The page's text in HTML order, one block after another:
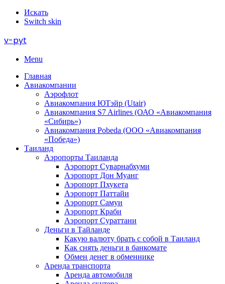
Искать
Switch skin
v-pyt
Menu
Главная
Авиакомпании
Аэрофлот
Авиакомпания ЮТэйр (Utair)
Авиакомпания S7 Airlines (ОАО «Авиакомпания
«Сибирь»)
Авиакомпания Pobeda (ООО «Авиакомпания
«Победа»)
Таиланд
Аэропорты Таиланда
Аэропорт Суварнабхуми
Аэропорт Дон Муанг
Аэропорт Пхукета
Аэропорт Паттайи
Аэропорт Самуи
Аэропорт Краби
Аэропорт Сураттани
Деньги в Тайланде
Какую валюту брать с собой в Таиланд
Как снять деньги в банкомате
Обмен денег в обменнике
Аренда транспорта
Аренда автомобиля